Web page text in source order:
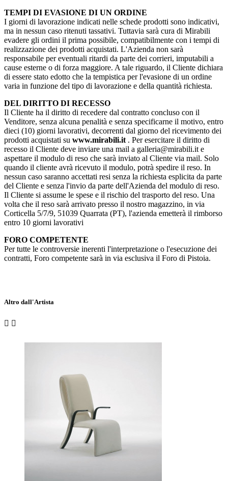
TEMPI DI EVASIONE DI UN ORDINE
I giorni di lavorazione indicati nelle schede prodotti sono indicativi,
ma in nessun caso ritenuti tassativi. Tuttavia sarà cura di Mirabili
evadere gli ordini il prima possibile, compatibilmente con i tempi di
realizzazione dei prodotti acquistati. L'Azienda non sarà
responsabile per eventuali ritardi da parte dei corrieri, imputabili a
cause esterne o di forza maggiore. A tale riguardo, il Cliente dichiara
di essere stato edotto che la tempistica per l'evasione di un ordine
varia in funzione del tipo di lavorazione e della quantità richiesta.
DEL DIRITTO DI RECESSO
Il Cliente ha il diritto di recedere dal contratto concluso con il
Venditore, senza alcuna penalità e senza specificarne il motivo, entro
dieci (10) giorni lavorativi, decorrenti dal giorno del ricevimento dei
prodotti acquistati su www.mirabili.it . Per esercitare il diritto di
recesso il Cliente deve inviare una mail a galleria@mirabili.it e
aspettare il modulo di reso che sarà inviato al Cliente via mail. Solo
quando il cliente avrà ricevuto il modulo, potrà spedire il reso. In
nessun caso saranno accettati resi senza la richiesta esplicita da parte
del Cliente e senza l'invio da parte dell'Azienda del modulo di reso.
Il Cliente si assume le spese e il rischio del trasporto del reso. Una
volta che il reso sarà arrivato presso il nostro magazzino, in via
Corticella 5/7/9, 51039 Quarrata (PT), l'azienda emetterà il rimborso
entro 10 giorni lavorativi
FORO COMPETENTE
Per tutte le controversie inerenti l'interpretazione o l'esecuzione dei
contratti, Foro competente sarà in via esclusiva il Foro di Pistoia.
Altro dall'Artista
 